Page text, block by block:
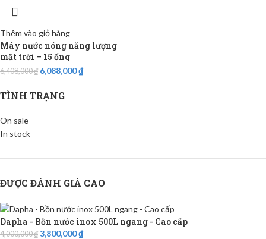
TÌNH TRẠNG
On sale
In stock
ĐƯỢC ĐÁNH GIÁ CAO
Dapha - Bồn nước inox 500L ngang - Cao cấp
4,000,000₫ 3,800,000₫
Thêm vào giỏ hàng
Máy nước nóng năng lượng
mặt trời – 15 ống
6,408,000₫ 6,088,000₫